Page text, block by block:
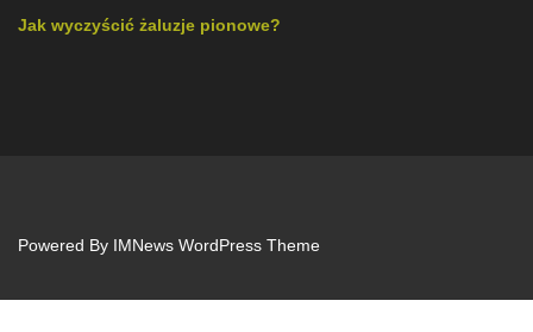
Jak wyczyścić żaluzje pionowe?
Powered By IMNews WordPress Theme